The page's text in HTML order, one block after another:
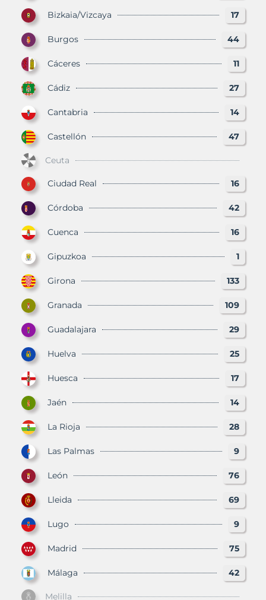
Bizkaia/Vizcaya 17
Burgos 44
Cáceres 11
Cádiz 27
Cantabria 14
Castellón 47
Ceuta
Ciudad Real 16
Córdoba 42
Cuenca 16
Gipuzkoa 1
Girona 133
Granada 109
Guadalajara 29
Huelva 25
Huesca 17
Jaén 14
La Rioja 28
Las Palmas 9
León 76
Lleida 69
Lugo 9
Madrid 75
Málaga 42
Melilla